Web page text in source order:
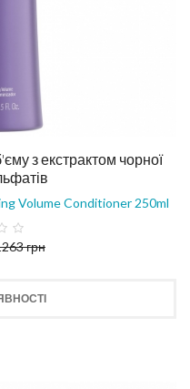
з екстрактом чорної
Volume Conditioner 250ml
грн